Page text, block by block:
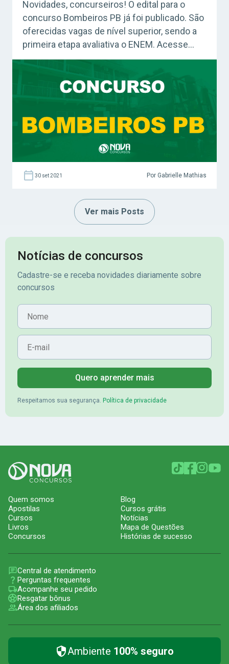
Novidades, concurseiros! O edital para o
concurso Bombeiros PB já foi publicado. São
oferecidas vagas de nível superior, sendo a
primeira etapa avaliativa o ENEM. Acesse
agora o Curso Grátis INSS 2026! Confira:
Como fazer uma boa revisão – Grátis Nesta
quinta-feira, 30 de setembro de 2021, foi
30 set 2021 Por Gabrielle Mathias
Ver mais Posts
Notícias de concursos
Cadastre-se e receba novidades diariamente sobre
concursos
Nome
E-mail
Quero aprender mais
Respeitamos sua segurança. Política de privacidade
Quem somos
Apostilas
Cursos
Livros
Concursos
Blog
Cursos grátis
Notícias
Mapa de Questões
Histórias de sucesso
Central de atendimento
Perguntas frequentes
Acompanhe seu pedido
Resgatar bônus
Área dos afiliados
Ambiente 100% seguro